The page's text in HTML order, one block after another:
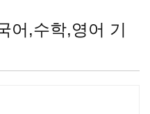
어,수학,영어 기